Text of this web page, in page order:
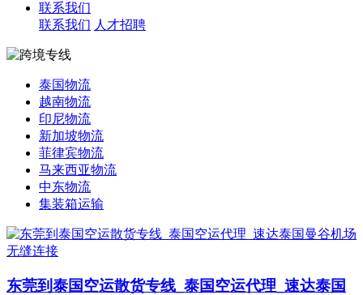
联系我们
联系我们 人才招聘
泰国物流
越南物流
印尼物流
新加坡物流
菲律宾物流
马来西亚物流
中东物流
集装箱运输
东莞到泰国空运散货专线_泰国空运代理_速达泰国